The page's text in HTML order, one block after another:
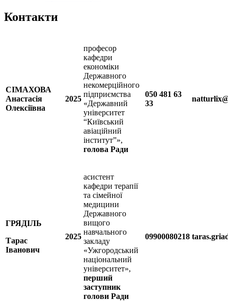
Контакти
СІМАХОВА
Анастасія
Олексіївна
2025
професор
кафедри
економіки
Державного
некомерційного
підприємства
«Державний
університет
“Київський
авіаційний
інститут”»,
голова Ради
050 481 63
33
ГРЯДІЛЬ
Тарас
Іванович
2025
асистент
кафедри терапії
та сімейної
медицини
Державного
вищого
навчального
закладу
«Ужгородський
національний
університет»,
перший
заступник
голови Ради
09900080218